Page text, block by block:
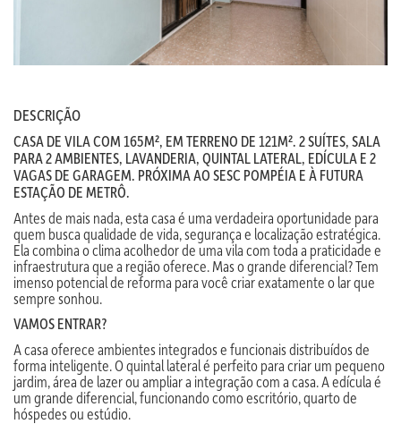
DESCRIÇÃO
CASA DE VILA COM 165M², EM TERRENO DE 121M². 2 SUÍTES, SALA
PARA 2 AMBIENTES, LAVANDERIA, QUINTAL LATERAL, EDÍCULA E 2
VAGAS DE GARAGEM. PRÓXIMA AO SESC POMPÉIA E À FUTURA
ESTAÇÃO DE METRÔ.
Antes de mais nada, esta casa é uma verdadeira oportunidade para
quem busca qualidade de vida, segurança e localização estratégica.
Ela combina o clima acolhedor de uma vila com toda a praticidade e
infraestrutura que a região oferece. Mas o grande diferencial? Tem
imenso potencial de reforma para você criar exatamente o lar que
sempre sonhou.
VAMOS ENTRAR?
A casa oferece ambientes integrados e funcionais distribuídos de
forma inteligente. O quintal lateral é perfeito para criar um pequeno
jardim, área de lazer ou ampliar a integração com a casa. A edícula é
um grande diferencial, funcionando como escritório, quarto de
hóspedes ou estúdio.